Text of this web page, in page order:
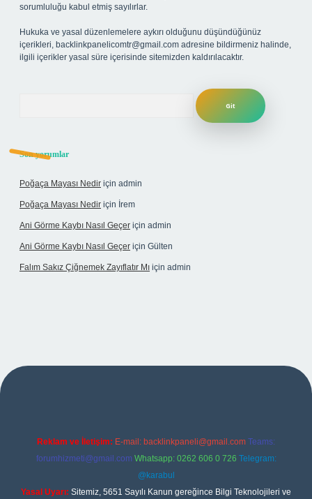
sorumluluğu kabul etmiş sayılırlar.
Hukuka ve yasal düzenlemelere aykırı olduğunu düşündüğünüz
içerikleri, backlinkpanelicomtr@gmail.com adresine bildirmeniz halinde,
ilgili içerikler yasal süre içerisinde sitemizden kaldırılacaktır.
Son yorumlar
Poğaça Mayası Nedir için admin
Poğaça Mayası Nedir için İrem
Ani Görme Kaybı Nasıl Geçer için admin
Ani Görme Kaybı Nasıl Geçer için Gülten
Falım Sakız Çiğnemek Zayıflatır Mı için admin
Reklam ve İletişim: E-mail: backlinkpaneli@gmail.com Teams:
forumhizmeti@gmail.com Whatsapp: 0262 606 0 726 Telegram:
@karabul
Yasal Uyarı: Sitemiz, 5651 Sayılı Kanun gereğince Bilgi Teknolojileri ve